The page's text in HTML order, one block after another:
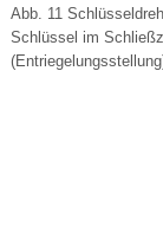
Abb. 11
Schlüssel im